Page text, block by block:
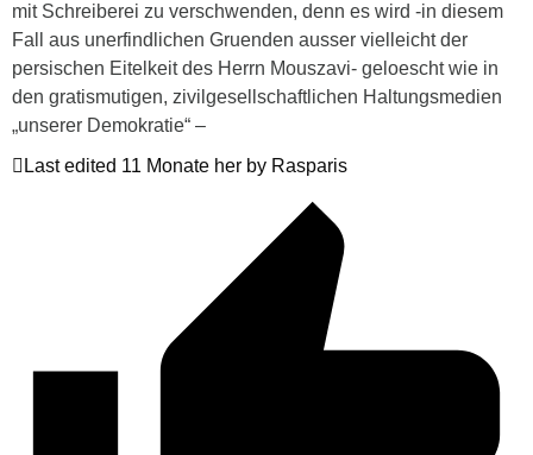
mit Schreiberei zu verschwenden, denn es wird -in diesem
Fall aus unerfindlichen Gruenden ausser vielleicht der
persischen Eitelkeit des Herrn Mouszavi- geloescht wie in
den gratismutigen, zivilgesellschaftlichen Haltungsmedien
„unserer Demokratie“ –
Last edited 11 Monate her by Rasparis